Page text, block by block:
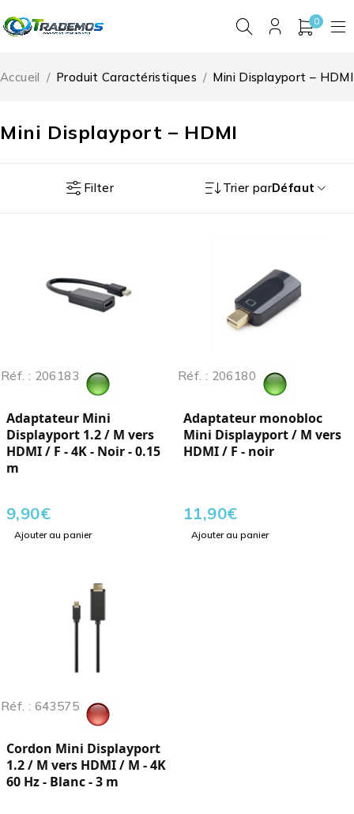
0
Mini Displayport – HDMI
Accueil / Produit Caractéristiques / Mini Displayport – HDMI
Filter Trier parDéfaut
Réf. : 206183
Adaptateur Mini
Displayport 1.2 / M vers
HDMI / F - 4K - Noir - 0.15
m
9,90€
Ajouter au panier
Réf. : 206180
Adaptateur monobloc
Mini Displayport / M vers
HDMI / F - noir
11,90€
Ajouter au panier
Réf. : 643575
Cordon Mini Displayport
1.2 / M vers HDMI / M - 4K
60 Hz - Blanc - 3 m